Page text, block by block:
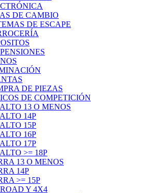
DE CAMBIO
DE ESCAPE
DE PIEZAS
DE COMPETICIÓN
13 O MENOS
14P
15P
16P
17P
>= 18P
13 O MENOS
14P
>= 15P
Y 4X4